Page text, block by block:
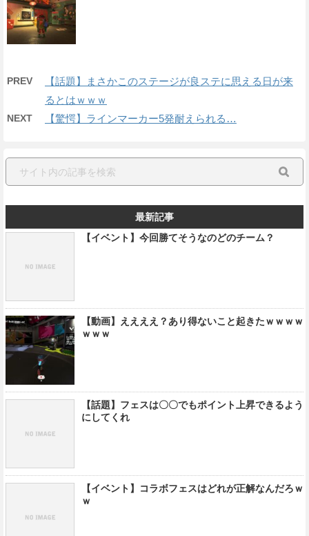
PREV
【話題】まさかこのステージが良ステに思える日が来
るとはｗｗｗ
NEXT 【驚愕】ラインマーカー5発耐えられる…
最新記事
【イベント】今回勝てそうなのどのチーム？
【動画】ええええ？あり得ないこと起きたｗｗｗｗ
ｗｗｗ
【話題】フェスは〇〇でもポイント上昇できるよう
にしてくれ
【イベント】コラボフェスはどれが正解なんだろｗ
ｗ